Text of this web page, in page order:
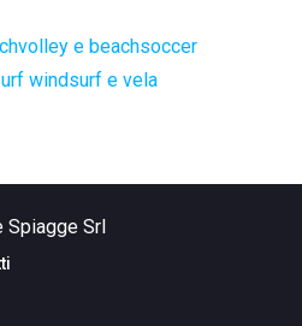
e beachsoccer
windsurf e vela
Spiagge Srl